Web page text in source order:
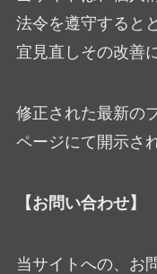
法令を遵守すると
宜見直しその改善
修正された最新の
ページにて開示さ
【お問い合わせ】
当サイトへの、お